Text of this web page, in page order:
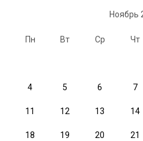
Ноябрь
Пн Вт Ср Чт
4 5 6 7
11 12 13 14
18 19 20 21